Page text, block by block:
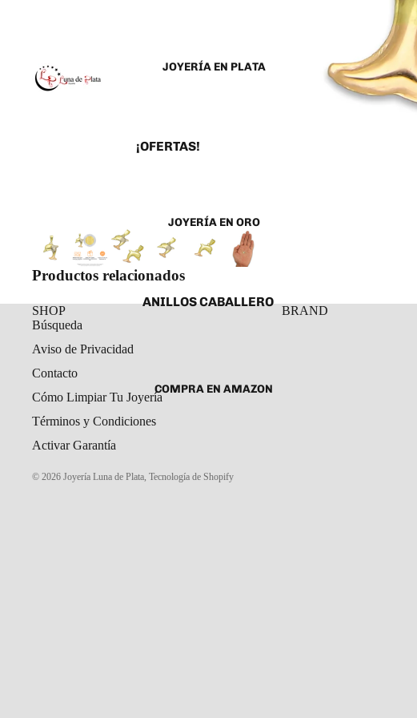
JOYERÍA EN PLATA
¡OFERTAS!
CADENAS Y COLLARES
DIJES Y MEDALLAS
ESCLAVAS
PULSERAS Y
JOYERÍA EN ORO
ANILLOS CABALLERO
CADENAS Y COLLARES
PULSERAS DAMA
COMPRA EN AMAZON
Productos relacionados
SHOP
Búsqueda
Aviso de Privacidad
Contacto
Cómo Limpiar Tu Joyería
Términos y Condiciones
Activar Garantía
BRAND
© 2026 Joyería Luna de Plata, Tecnología de Shopify